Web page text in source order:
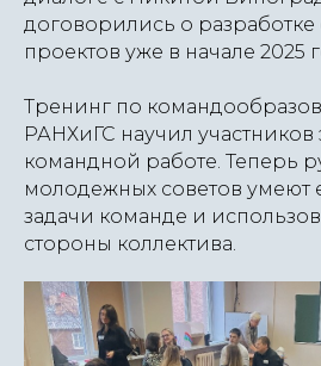
договорились о разработке
проектов уже в начале 2025
Тренинг по
РАНХиГС научил
командной работе. Теперь
молодежных советов умеют
задачи команде и
стороны коллектива.